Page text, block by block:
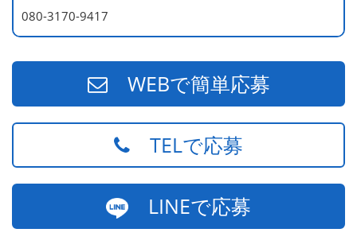
080-3170-9417
WEBで簡単応募
TELで応募
LINEで応募